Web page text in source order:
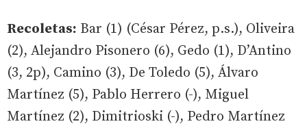
Recoletas: Bar (1) (César Pérez, p.s.), Oliveira
(2), Alejandro Pisonero (6), Gedo (1), D’Antino
(3, 2p), Camino (3), De Toledo (5), Álvaro
Martínez (5), Pablo Herrero (-), Miguel
Martínez (2), Dimitrioski (-), Pedro Martínez